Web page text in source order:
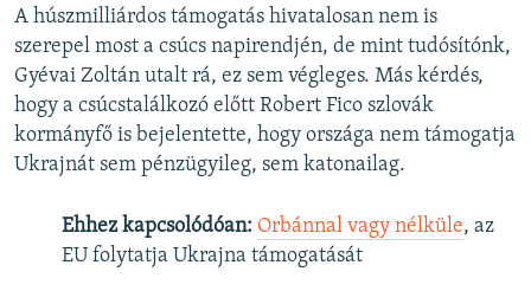
A húszmilliárdos támogatás hivatalosan nem is
szerepel most a csúcs napirendjén, de mint tudósítónk,
Gyévai Zoltán utalt rá, ez sem végleges. Más kérdés,
hogy a csúcstalálkozó előtt Robert Fico szlovák
kormányfő is bejelentette, hogy országa nem támogatja
Ukrajnát sem pénzügyileg, sem katonailag.
Ehhez kapcsolódóan: Orbánnal vagy nélküle, az
EU folytatja Ukrajna támogatását